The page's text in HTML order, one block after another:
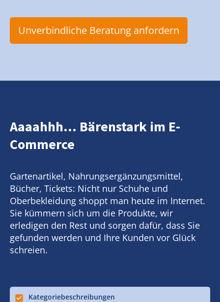
Unverbindliche Beratung anfordern
Aaaahhh... Bärenstark im E-
Commerce
Gartenartikel, Nahrungsergänzungsmittel,
Bücher, Tickets: Nicht nur Schuhe und
Oberbekleidung shoppt man heute im Internet.
Sie kümmern sich um die Produkte, wir
erledigen den Rest und sorgen dafür, dass Sie
gefunden werden und Ihre Kunden vor Glück
schreien.
Kategoriebeschreibungen